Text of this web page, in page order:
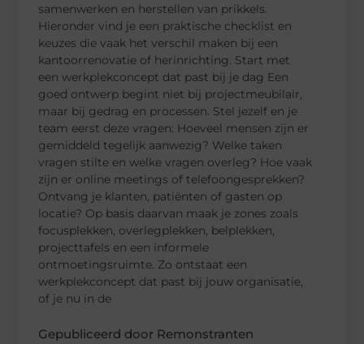
samenwerken en herstellen van prikkels.
Hieronder vind je een praktische checklist en
keuzes die vaak het verschil maken bij een
kantoorrenovatie of herinrichting. Start met
een werkplekconcept dat past bij je dag Een
goed ontwerp begint niet bij projectmeubilair,
maar bij gedrag en processen. Stel jezelf en je
team eerst deze vragen: Hoeveel mensen zijn er
gemiddeld tegelijk aanwezig? Welke taken
vragen stilte en welke vragen overleg? Hoe vaak
zijn er online meetings of telefoongesprekken?
Ontvang je klanten, patiënten of gasten op
locatie? Op basis daarvan maak je zones zoals
focusplekken, overlegplekken, belplekken,
projecttafels en een informele
ontmoetingsruimte. Zo ontstaat een
werkplekconcept dat past bij jouw organisatie,
of je nu in de
Gepubliceerd door Remonstranten